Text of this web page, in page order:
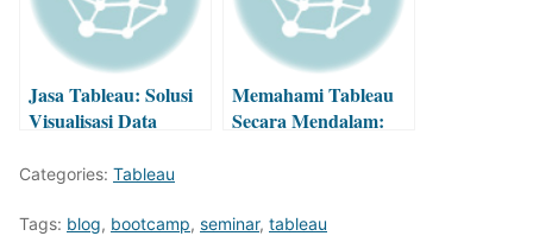
Jasa Tableau: Solusi
Visualisasi Data
Bisnis
Memahami Tableau
Secara Mendalam:
Categories: Tableau
Tags: blog, bootcamp, seminar, tableau